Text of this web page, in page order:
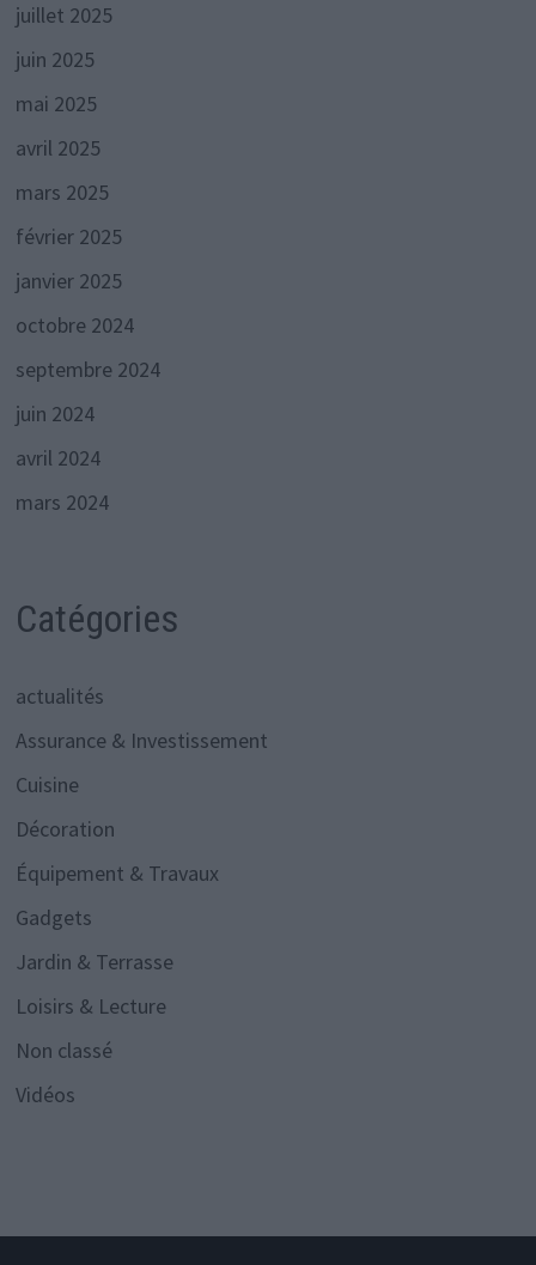
juillet 2025
juin 2025
mai 2025
avril 2025
mars 2025
février 2025
janvier 2025
octobre 2024
septembre 2024
juin 2024
avril 2024
mars 2024
Catégories
actualités
Assurance & Investissement
Cuisine
Décoration
Équipement & Travaux
Gadgets
Jardin & Terrasse
Loisirs & Lecture
Non classé
Vidéos